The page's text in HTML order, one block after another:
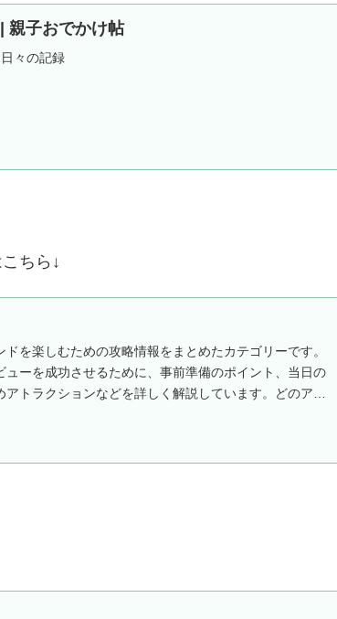
親子おでかけ帖
々の記録
ちら↓
を楽しむための攻略情報をまとめたカテゴリーです。
ューを成功させるために、事前準備のポイント、当日の
トラクションなどを詳しく解説しています。どのアト